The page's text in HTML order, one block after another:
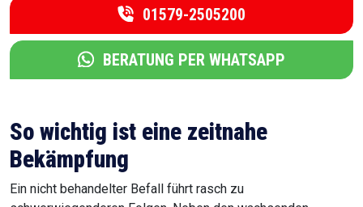
01579-2505200
BERATUNG PER WHATSAPP
So wichtig ist eine zeitnahe
Bekämpfung
Ein nicht behandelter Befall führt rasch zu